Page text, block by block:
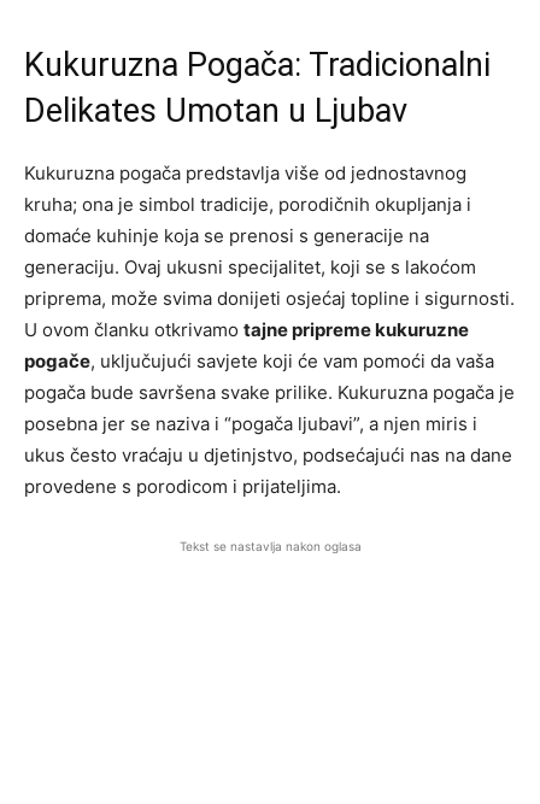
Kukuruzna Pogača: Tradicionalni
Delikates Umotan u Ljubav
Kukuruzna pogača predstavlja više od jednostavnog
kruha; ona je simbol tradicije, porodičnih okupljanja i
domaće kuhinje koja se prenosi s generacije na
generaciju. Ovaj ukusni specijalitet, koji se s lakoćom
priprema, može svima donijeti osjećaj topline i sigurnosti.
U ovom članku otkrivamo tajne pripreme kukuruzne
pogače, uključujući savjete koji će vam pomoći da vaša
pogača bude savršena svake prilike. Kukuruzna pogača je
posebna jer se naziva i “pogača ljubavi”, a njen miris i
ukus često vraćaju u djetinjstvo, podsećajući nas na dane
provedene s porodicom i prijateljima.
Tekst se nastavlja nakon oglasa